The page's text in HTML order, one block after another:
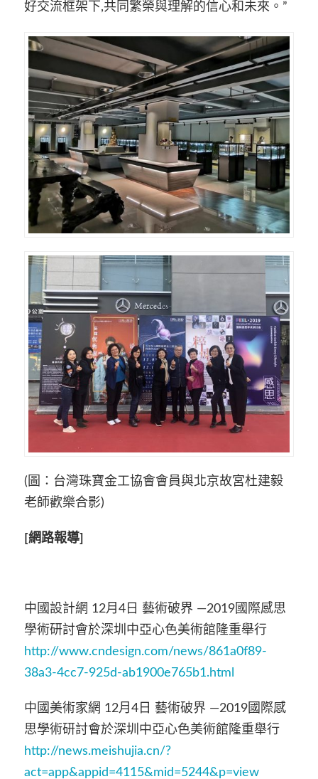
好交流框架下,共同繁榮與理解的信心和未來。”
(圖：台灣珠寶金工協會會員與北京故宮杜建毅
老師歡樂合影)
[網路報導]
中國設計網 12月4日 藝術破界 —2019國際感思
學術研討會於深圳中亞心色美術館隆重舉行
http://www.cndesign.com/news/861a0f89-
38a3-4cc7-925d-ab1900e765b1.html
中國美術家網 12月4日 藝術破界 —2019國際感
思學術研討會於深圳中亞心色美術館隆重舉行
http://news.meishujia.cn/?
act=app&appid=4115&mid=5244&p=view